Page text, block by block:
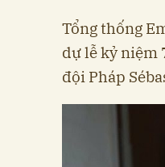
Tổng thống
dự lễ kỷ niệm
đội Pháp